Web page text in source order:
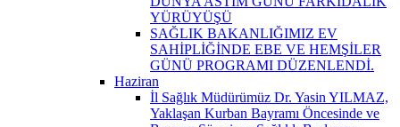
YÜRÜYÜŞÜ
SAĞLIK BAKANLIĞIMIZ EV
SAHİPLİĞİNDE EBE VE HEMŞİLER
GÜNÜ PROGRAMI DÜZENLENDİ.
Haziran
İl Sağlık Müdürümüz Dr. Yasin YILMAZ,
Yaklaşan Kurban Bayramı Öncesinde ve